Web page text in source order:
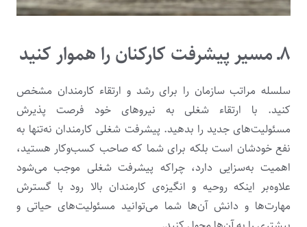
۸ـ مسیر پیشرفت کارکنان را هموار کنید
سلسله مراتب سازمان را برای رشد و ارتقاء کارمندان مشخص
کنید. با ارتقاء شغلی به نیروهای خود فرصت پذیرش
مسئولیت‌های جدید را بدهید. پیشرفت شغلی کارمندان نه‌تنها به
نفع خودشان است بلکه برای شما که صاحب کسب‌وکار هستید،
اهمیت به‌سزایی دارد، چراکه پیشرفت شغلی موجب می‌شود
علاوه‌بر اینکه روحیه و انگیزه‌ی کارمندان بالا رود با گسترش
مهارت‌ها و دانش آن‌ها شما می‌توانید مسئولیت‌های حیاتی و